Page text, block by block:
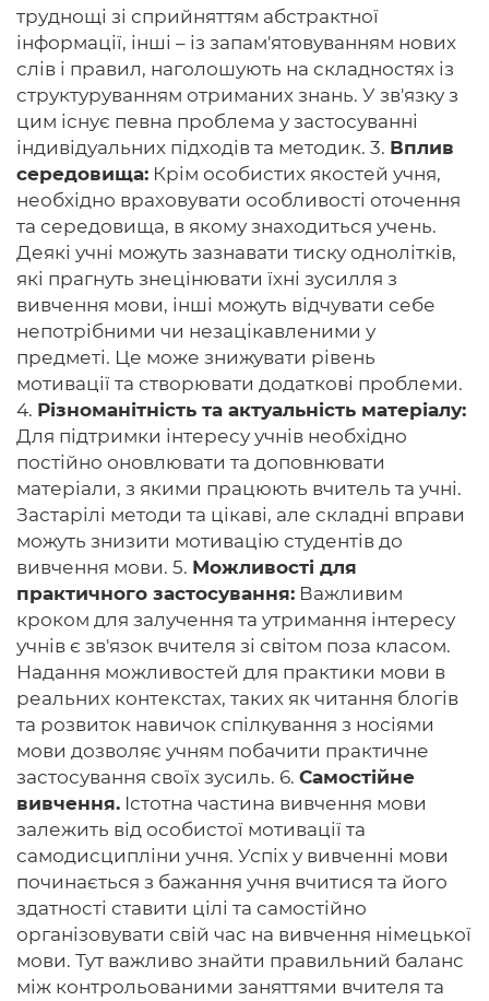
труднощі зі сприйняттям абстрактної
інформації, інші – із запам'ятовуванням нових
слів і правил, наголошують на складностях із
структуруванням отриманих знань. У зв'язку з
цим існує певна проблема у застосуванні
індивідуальних підходів та методик. 3. Вплив
середовища: Крім особистих якостей учня,
необхідно враховувати особливості оточення
та середовища, в якому знаходиться учень.
Деякі учні можуть зазнавати тиску однолітків,
які прагнуть знецінювати їхні зусилля з
вивчення мови, інші можуть відчувати себе
непотрібними чи незацікавленими у
предметі. Це може знижувати рівень
мотивації та створювати додаткові проблеми.
4. Різноманітність та актуальність матеріалу:
Для підтримки інтересу учнів необхідно
постійно оновлювати та доповнювати
матеріали, з якими працюють вчитель та учні.
Застарілі методи та цікаві, але складні вправи
можуть знизити мотивацію студентів до
вивчення мови. 5. Можливості для
практичного застосування: Важливим
кроком для залучення та утримання інтересу
учнів є зв'язок вчителя зі світом поза класом.
Надання можливостей для практики мови в
реальних контекстах, таких як читання блогів
та розвиток навичок спілкування з носіями
мови дозволяє учням побачити практичне
застосування своїх зусиль. 6. Самостійне
вивчення. Істотна частина вивчення мови
залежить від особистої мотивації та
самодисципліни учня. Успіх у вивченні мови
починається з бажання учня вчитися та його
здатності ставити цілі та самостійно
організовувати свій час на вивчення німецької
мови. Тут важливо знайти правильний баланс
між контрольованими заняттями вчителя та